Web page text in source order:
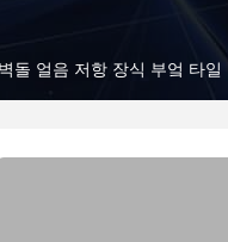
돌 얼음 저항 장식 부엌 타일